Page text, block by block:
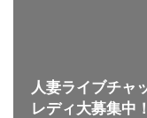
人妻ライブチャ
レディ大募集中！